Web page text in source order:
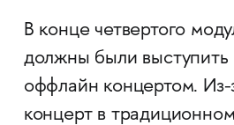
В конце четвертого
должны были выступить
оффлайн концертом.
концерт в